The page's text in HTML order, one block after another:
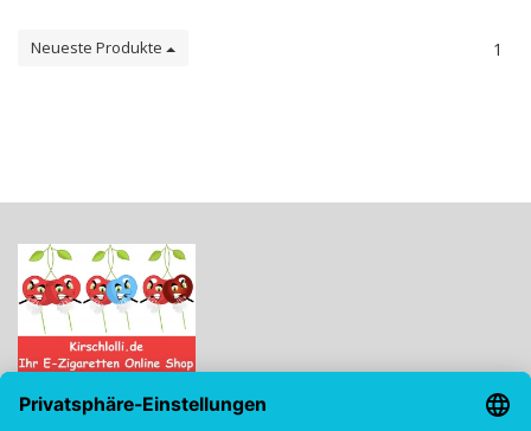
Neueste Produkte 1
Kirschlolli.de - Ihr E-Zigaretten Online Shop